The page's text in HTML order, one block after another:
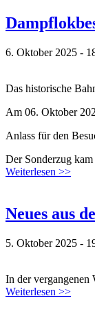
6. Oktober 2025 -
Das historische
Am 06. Oktober
Anlass für den
Der Sonderzug
Weiterlesen >>
Neues aus
5. Oktober 2025 -
In der vergangenen
Weiterlesen >>